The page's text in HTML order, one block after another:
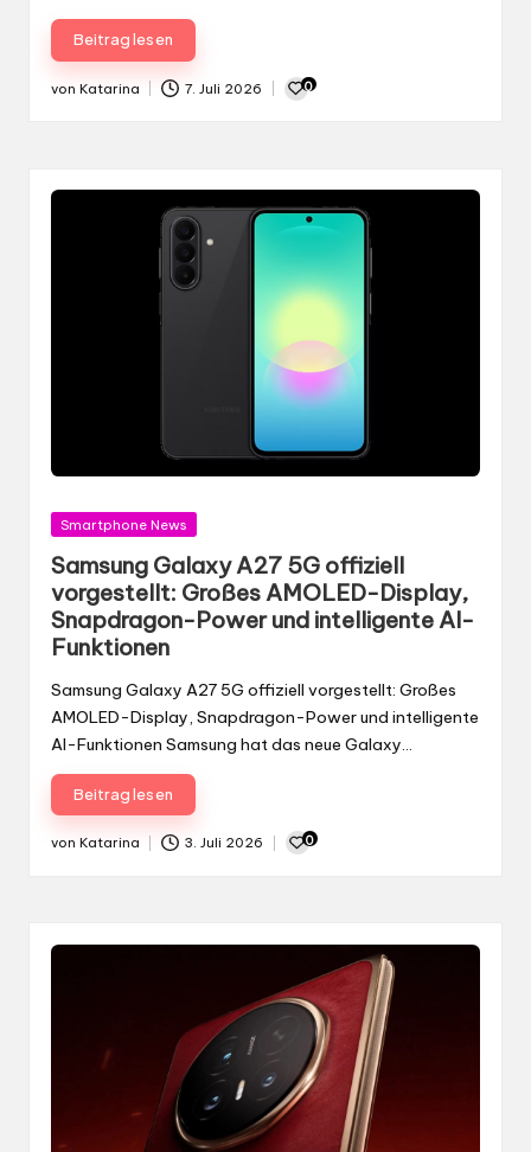
Beitrag lesen
Gepostet
von Katarina 7. Juli 2026 0
Gepostet
Smartphone News
Samsung Galaxy A27 5G offiziell
vorgestellt: Großes AMOLED-Display,
Snapdragon-Power und intelligente AI-
Funktionen
Samsung Galaxy A27 5G offiziell vorgestellt: Großes
AMOLED-Display, Snapdragon-Power und intelligente
AI-Funktionen Samsung hat das neue Galaxy…
Beitrag lesen
von Katarina 3. Juli 2026 0